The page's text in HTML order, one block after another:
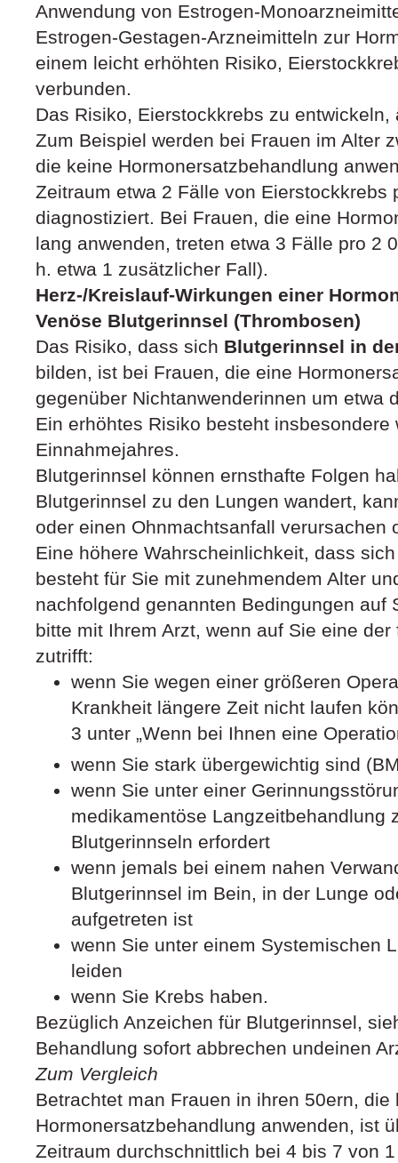
Anwendung von Estrogen-
Estrogen-Gestagen-Arzneimitteln zur
einem leicht erhöhten Risiko,
verbunden.
Das Risiko, Eierstockkrebs zu entwickeln,
Zum Beispiel werden bei Frauen im Alter
die keine Hormonersatzbehandlung
Zeitraum etwa 2 Fälle von Eierstockkrebs
diagnostiziert. Bei Frauen, die eine
lang anwenden, treten etwa 3 Fälle pro 2
h. etwa 1 zusätzlicher Fall).
Herz-/Kreislauf-Wirkungen einer
Venöse Blutgerinnsel (Thrombosen)
Das Risiko, dass sich Blutgerinnsel in
bilden, ist bei Frauen, die eine
gegenüber Nichtanwenderinnen um etwa
Ein erhöhtes Risiko besteht insbesondere
Einnahmejahres.
Blutgerinnsel können ernsthafte Folgen
Blutgerinnsel zu den Lungen wandert,
oder einen Ohnmachtsanfall verursachen
Eine höhere Wahrscheinlichkeit, dass
besteht für Sie mit zunehmendem Alter
nachfolgend genannten Bedingungen auf
bitte mit Ihrem Arzt, wenn auf Sie eine
zutrifft:
wenn Sie wegen einer größeren
Krankheit längere Zeit nicht laufen
3 unter „Wenn bei Ihnen eine
wenn Sie stark übergewichtig sind
wenn Sie unter einer
medikamentöse Langzeitbehandlung
Blutgerinnseln erfordert
wenn jemals bei einem nahen
Blutgerinnsel im Bein, in der Lunge
aufgetreten ist
wenn Sie unter einem Systemischen
leiden
wenn Sie Krebs haben.
Bezüglich Anzeichen für Blutgerinnsel,
Behandlung sofort abbrechen undeinen
Zum Vergleich
Betrachtet man Frauen in ihren 50ern, die
Hormonersatzbehandlung anwenden, ist
Zeitraum durchschnittlich bei 4 bis 7 von